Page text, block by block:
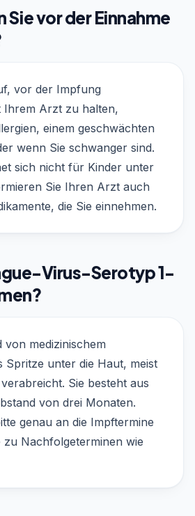
Sie vor der Einnahme
vor der Impfung
Ihrem Arzt zu halten,
einem geschwächten
wenn Sie schwanger sind.
sich nicht für Kinder unter
Sie Ihren Arzt auch
die Sie einnehmen.
Virus-Serotyp 1-
von medizinischem
Spritze unter die Haut, meist
Sie besteht aus
von drei Monaten.
genau an die Impftermine
zu Nachfolgeterminen wie